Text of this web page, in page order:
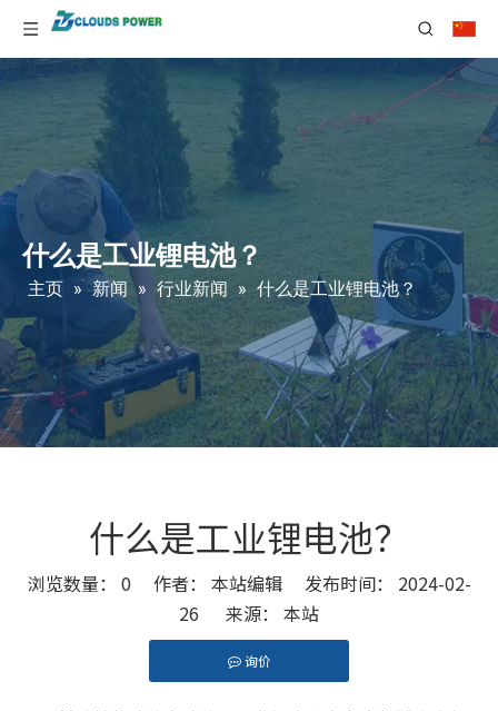
什么是工业锂电池？
主页 » 新闻 » 行业新闻 » 什么是工业锂电池？
什么是工业锂电池？
浏览数量： 0 作者： 本站编辑 发布时间： 2024-02-
26 来源： 本站
询价